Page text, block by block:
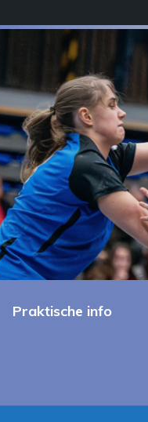
Praktische info